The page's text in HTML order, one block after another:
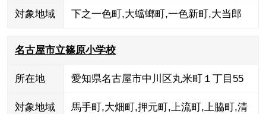
対象地域 下之一色町,大蟷螂町,一色新町,大当郎
名古屋市立篠原小学校
所在地 愛知県名古屋市中川区丸米町１丁目55
対象地域 馬手町,大畑町,押元町,上流町,上脇町,清